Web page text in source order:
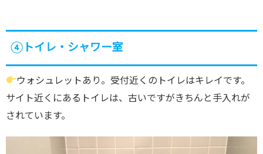
④トイレ・シャワー室
ウォシュレットあり。受付近くのトイレはキレイです。
サイト近くにあるトイレは、古いですがきちんと手入れが
されています。